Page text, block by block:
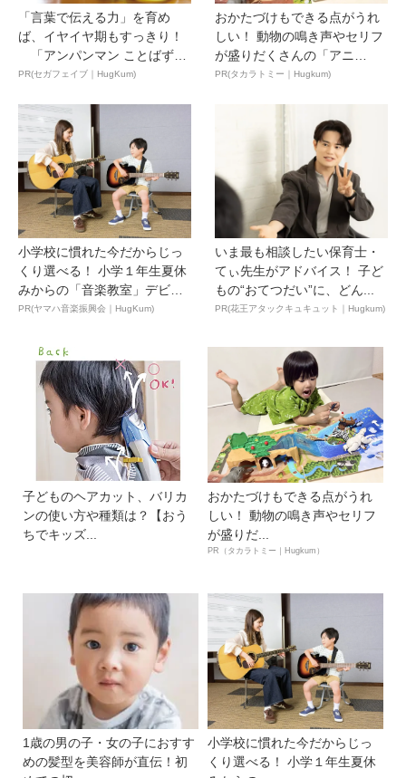
「言葉で伝える力」を育め
ば、イヤイヤ期もすっきり！
「アンパンマン ことばずか
ん...
PR(セガフェイブ｜HugKum)
おかたづけもできる点がうれ
しい！ 動物の鳴き声やセリフ
が盛りだくさんの「アニ
ア ...
PR(タカラトミー｜Hugkum)
小学校に慣れた今だからじっ
くり選べる！ 小学１年生夏休
みからの「音楽教室」デビ
ュ...
PR(ヤマハ音楽振興会｜HugKum)
いま最も相談したい保育士・
てぃ先生がアドバイス！ 子ど
もの“おてつだい”に、どん...
PR(花王アタックキュキュット｜Hugkum)
子どものヘアカット、バリカ
ンの使い方や種類は？【おう
ちでキッズ...
おかたづけもできる点がうれ
しい！ 動物の鳴き声やセリフ
が盛りだ...
PR（タカラトミー｜Hugkum）
1歳の男の子・女の子におすす
めの髪型を美容師が直伝！初
小学校に慣れた今だからじっ
くり選べる！ 小学１年生夏休